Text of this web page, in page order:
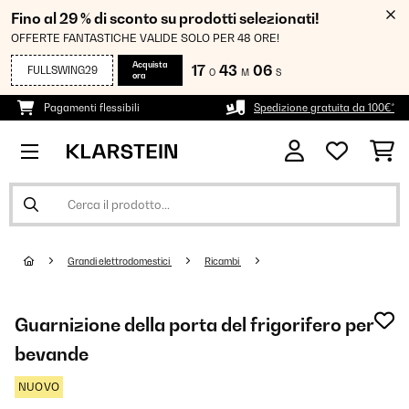
Fino al 29 % di sconto su prodotti selezionati!
OFFERTE FANTASTICHE VALIDE SOLO PER 48 ORE!
FULLSWING29
Acquista
ora
17 O 43 M 06 S
Pagamenti flessibili Spedizione gratuita da 100€*
Grandi elettrodomestici Ricambi
Guarnizione della porta del frigorifero per
bevande
NUOVO